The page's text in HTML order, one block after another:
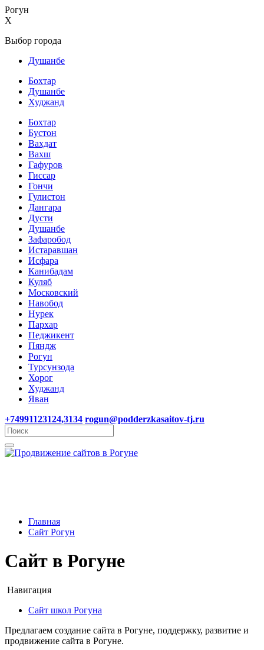
Рогун
X
Выбор города
Душанбе
Бохтар
Душанбе
Худжанд
Бохтар
Бустон
Вахдат
Вахш
Гафуров
Гиссар
Гончи
Гулистон
Дангара
Дусти
Душанбе
Зафаробод
Истаравшан
Исфара
Канибадам
Куляб
Московский
Навобод
Нурек
Пархар
Педжикент
Пяндж
Рогун
Турсунзода
Хорог
Худжанд
Яван
+74991123124,3134 rogun@podderzkasaitov-tj.ru
Главная
Сайт Рогун
Сайт в Рогуне
Навигация
Сайт школ Рогуна
Предлагаем создание сайта в Рогуне, поддержку, развитие и
продвижение сайта в Рогуне.